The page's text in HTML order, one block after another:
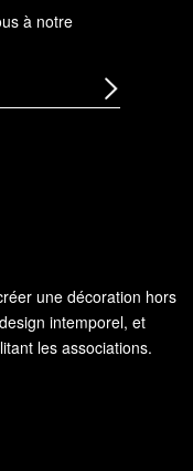
une décoration hors
intemporel, et
les associations.
à notre